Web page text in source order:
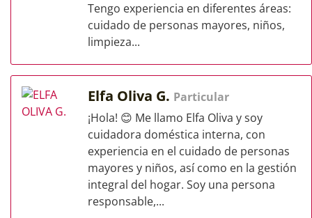
Tengo experiencia en diferentes áreas:
cuidado de personas mayores, niños,
limpieza...
Elfa Oliva G. Particular
¡Hola! 😊 Me llamo Elfa Oliva y soy
cuidadora doméstica interna, con
experiencia en el cuidado de personas
mayores y niños, así como en la gestión
integral del hogar. Soy una persona
responsable,...